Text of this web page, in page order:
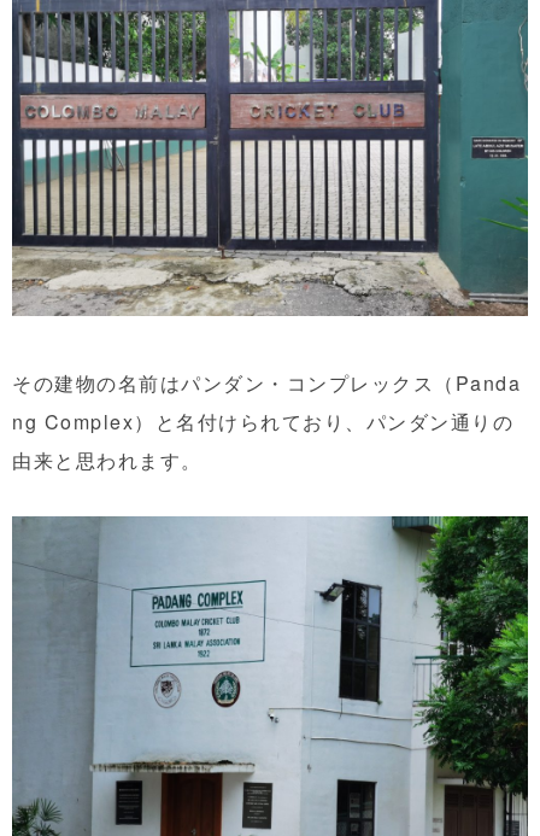
その建物の名前はパンダン・コンプレックス（Panda
ng Complex）と名付けられており、パンダン通りの
由来と思われます。